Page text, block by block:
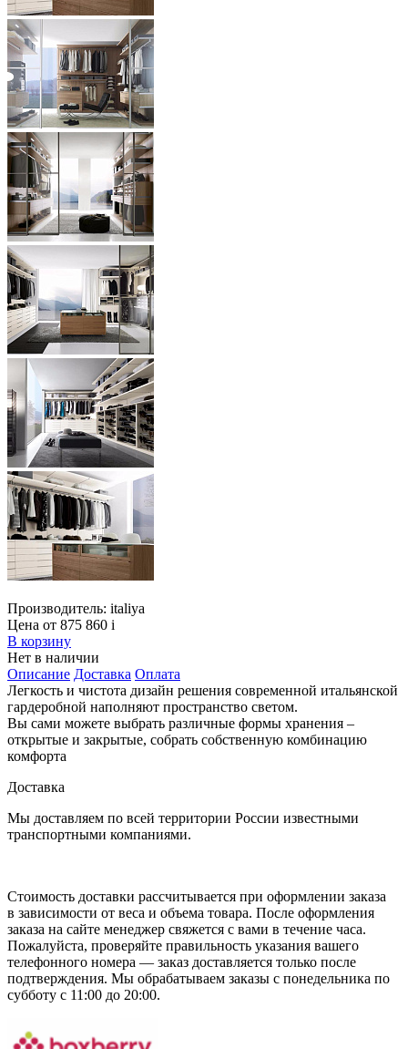
Производитель: italiya
Цена от 875 860 i
В корзину
Нет в наличии
Описание Доставка Оплата
Легкость и чистота дизайн решения современной итальянской
гардеробной наполняют пространство светом.
Вы сами можете выбрать различные формы хранения –
открытые и закрытые, собрать собственную комбинацию
комфорта
Доставка
Мы доставляем по всей территории России известными
транспортными компаниями.
Стоимость доставки рассчитывается при оформлении заказа
в зависимости от веса и объема товара. После оформления
заказа на сайте менеджер свяжется с вами в течение часа.
Пожалуйста, проверяйте правильность указания вашего
телефонного номера — заказ доставляется только после
подтверждения. Мы обрабатываем заказы с понедельника по
субботу с 11:00 до 20:00.